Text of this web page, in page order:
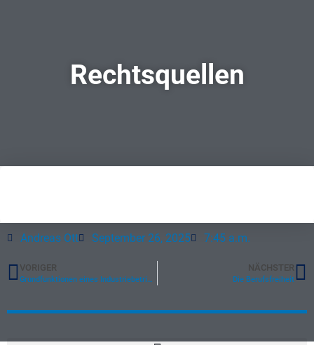
Rechtsquellen
Andreas Ott September 26, 2025 7:45 a.m.
VORIGER
Grundfunktionen eines Industriebetriebs
NÄCHSTER
Die Berufsfreiheit